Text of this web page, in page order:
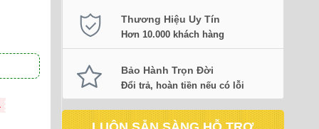
Thương Hiệu Uy Tín
Hơn 10.000 khách hàng
Bảo Hành Trọn Đời
Đổi trả, hoàn tiền nếu có lỗi